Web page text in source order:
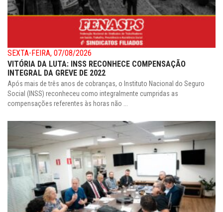
SEXTA-FEIRA, 07/08/2026
VITÓRIA DA LUTA: INSS RECONHECE COMPENSAÇÃO
INTEGRAL DA GREVE DE 2022
Após mais de três anos de cobranças, o Instituto Nacional do Seguro
Social (INSS) reconheceu como integralmente cumpridas as
compensações referentes às horas não ...